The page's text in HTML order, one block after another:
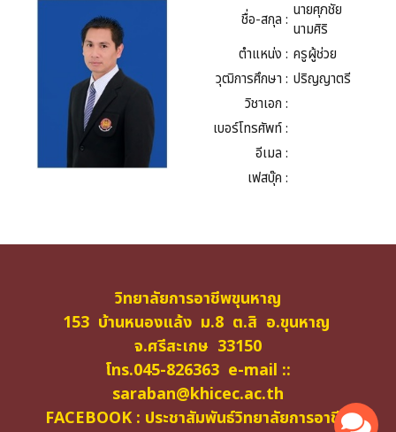
ชื่อ-สกุล : นายศุภชัย
นามศิริ
ตำแหน่ง : ครูผู้ช่วย
วุฒิการศึกษา : ปริญญาตรี
วิชาเอก :
เบอร์โทรศัพท์ :
อีเมล :
เฟสบุ๊ค :
วิทยาลัยการอาชีพขุนหาญ
153 บ้านหนองแล้ง ม.8 ต.สิ อ.ขุนหาญ
จ.ศรีสะเกษ 33150
โทร.045-826363 e-mail ::
saraban@khicec.ac.th
FACEBOOK : ประชาสัมพันธ์วิทยาลัยการอาชีพ